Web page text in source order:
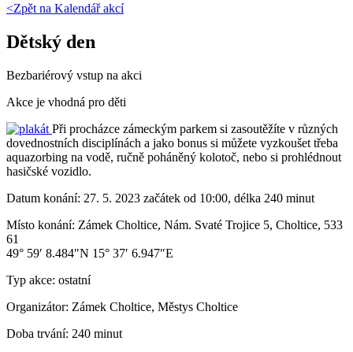
<Zpět na Kalendář akcí
Dětský den
Bezbariérový vstup na akci
Akce je vhodná pro děti
Při procházce zámeckým parkem si zasoutěžíte v různých
dovednostních disciplínách a jako bonus si můžete vyzkoušet třeba
aquazorbing na vodě, ručně poháněný kolotoč, nebo si prohlédnout
hasičské vozidlo.
Datum konání: 27. 5. 2023 začátek od 10:00, délka 240 minut
Místo konání: Zámek Choltice, Nám. Svaté Trojice 5, Choltice, 533
61
49° 59′ 8.484″N 15° 37′ 6.947″E
Typ akce: ostatní
Organizátor: Zámek Choltice, Městys Choltice
Doba trvání: 240 minut